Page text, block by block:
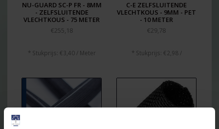
NU-GUARD SC-P FR - 8MM
- ZELFSLUITENDE
VLECHTKOUS - 75 METER
€255,18
* Stukprijs: €3,40 / Meter
C-E ZELFSLUITENDE
VLECHTKOUS - 9MM - PET
- 10 METER
€29,78
* Stukprijs: €2,98 /